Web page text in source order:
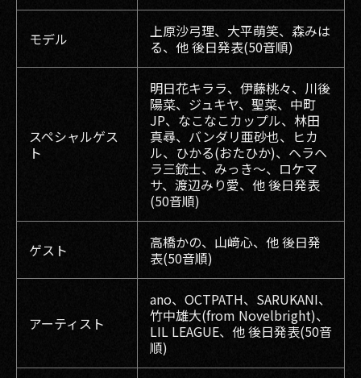
モデル
上原沙弓理、大平萌笑、森みは
る、他 後日発表(50音順)
スペシャルゲス
ト
明日花キララ、伊藤桃々、川後
陽菜、ジュキヤ、聖菜、中町
JP、なこなこカップル、林田
真尋、バンダリ亜砂也、ヒカ
ル、ひかる(おたひか)、ヘラヘ
ラ三銃士、みっき〜、ロケマ
サ、渡辺みり愛、他 後日発表
(50音順)
ゲスト
高橋かの、山﨑心、他 後日発
表(50音順)
アーティスト
ano、OCTPATH、SARUKANI、
竹中雄大(from Novelbright)、
LIL LEAGUE、他 後日発表(50音
順)